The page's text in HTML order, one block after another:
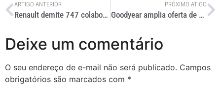
ARTIGO ANTERIOR
Renault demite 747 colaboradores e sindicato anuncia greve
PRÓXIMO ATIGO
Goodyear amplia oferta de pneus com a marca Kelly
Deixe um comentário
O seu endereço de e-mail não será publicado. Campos
obrigatórios são marcados com *